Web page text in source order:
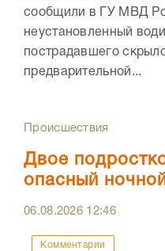
сообщили в ГУ МВД
неустановленный
пострадавшего
предварительной...
Происшествия
Двое
опасный
06.08.2026 12:46
Комментарии